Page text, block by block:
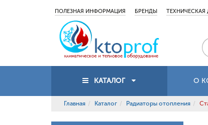
ПОЛЕЗНАЯ ИНФОРМАЦИЯ БРЕНДЫ
КАТАЛОГ О
Главная Каталог Радиаторы отопления